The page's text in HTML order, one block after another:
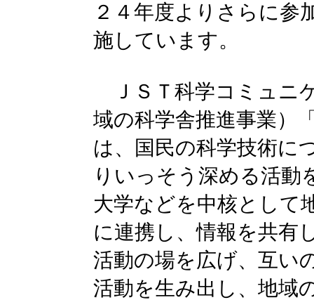
２４年度よりさらに参
施しています。
ＪＳＴ科学コミュニ
域の科学舎推進事業）
は、国民の科学技術に
りいっそう深める活動
大学などを中核として
に連携し、情報を共有
活動の場を広げ、互い
活動を生み出し、地域